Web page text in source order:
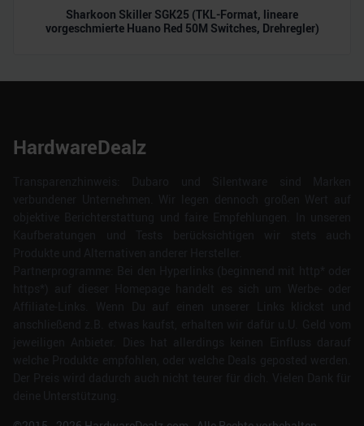
Sharkoon Skiller SGK25 (TKL-Format, lineare
vorgeschmierte Huano Red 50M Switches, Drehregler)
HardwareDealz